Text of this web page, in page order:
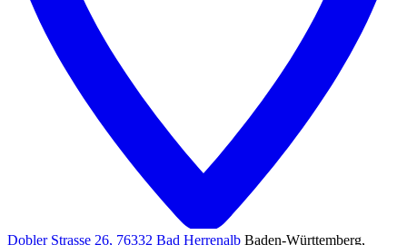
Dobler Strasse 26, 76332 Bad Herrenalb Baden-Württemberg,